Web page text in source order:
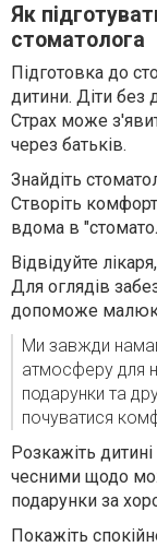
Як
стоматолога
Підготовка до
дитини. Діти без
Страх може
через батьків.
Знайдіть
Створіть
вдома в
Відвідуйте
Для оглядів
допоможе
Ми завжди
атмосферу для
подарунки та
почуватися
Розкажіть
чесними щодо
подарунки за
Покажіть